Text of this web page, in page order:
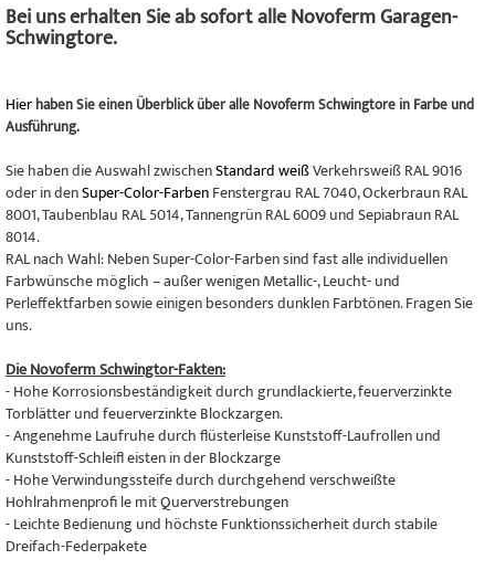
Bei uns erhalten Sie ab sofort alle Novoferm Garagen-
Schwingtore.
Hierhaben Sie einen Überblick über alle Novoferm Schwingtore in Farbe und
Ausführung.
Sie haben die Auswahl zwischenStandard weißVerkehrsweiß RAL 9016
oder in denSuper-Color-FarbenFenstergrau RAL 7040, Ockerbraun RAL
8001, Taubenblau RAL 5014, Tannengrün RAL 6009 und Sepiabraun RAL
8014.
RAL nach Wahl: Neben Super-Color-Farben sind fast alle individuellen
Farbwünsche möglich – außer wenigen Metallic-, Leucht- und
Perleffektfarben sowie einigen besonders dunklen Farbtönen. Fragen Sie
uns.
Die Novoferm Schwingtor-Fakten:
- Hohe Korrosionsbeständigkeit durch grundlackierte, feuerverzinkte
Torblätter und feuerverzinkte Blockzargen.
- Angenehme Laufruhe durch flüsterleise Kunststoff-Laufrollen und
Kunststoff-Schleifl eisten in der Blockzarge
- Hohe Verwindungssteife durch durchgehend verschweißte
Hohlrahmenprofi le mit Querverstrebungen
- Leichte Bedienung und höchste Funktionssicherheit durch stabile
Dreifach-Federpakete